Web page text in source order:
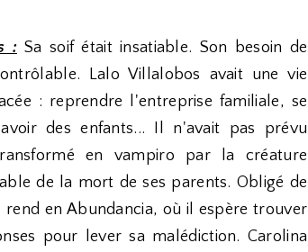
:Sa soif était insatiable. Son besoin de
Lalo Villalobos avait une vie
: reprendre l'entreprise familiale, se
des enfants... Il n'avait pas prévu
en vampiro par la créature
de la mort de ses parents. Obligé de
rend en Abundancia, où il espère trouver
pour lever sa malédiction. Carolina